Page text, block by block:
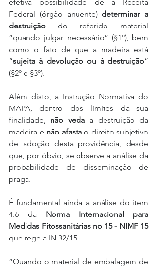
efetiva possibilidade de a Receita
Federal (órgão anuente) determinar a
destruição do referido material
“quando julgar necessário” (§1º), bem
como o fato de que a madeira está
“sujeita à devolução ou à destruição”
(§2º e §3º).
Além disto, a Instrução Normativa do
MAPA, dentro dos limites da sua
finalidade, não veda a destruição da
madeira e não afasta o direito subjetivo
de adoção desta providência, desde
que, por óbvio, se observe a análise da
probabilidade de disseminação de
praga.
É fundamental ainda a análise do item
4.6 da Norma Internacional para
Medidas Fitossanitárias no 15 - NIMF 15
que rege a IN 32/15:
“Quando o material de embalagem de